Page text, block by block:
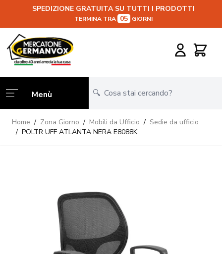
SPEDIZIONE GRATUITA SU TUTTI I PRODOTTI
TERMINA TRA 05 GIORNI
Salta al contenuto
Carrello
Menù
Home / Zona Giorno / Mobili da Ufficio / Sedie da ufficio
/ POLTR UFF ATLANTA NERA E8088K